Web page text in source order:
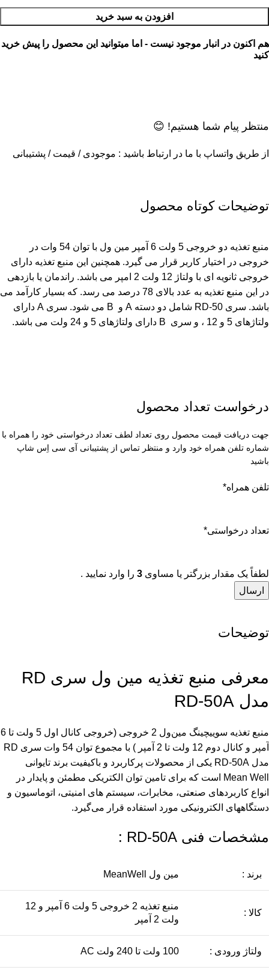
افزودن به سبد خرید
هم اکنون در انبار موجود نیست - اما میتوانید این محصول را پیش خرید
کنید
منتظر پیام شما هستیم! 😊
از طریق واتساپ با ما در ارتباط باشید : موجودی / قیمت / پشتیبانی
توضیحات کوتاه محصول
منبع تغذیه دو خروجی 5 ولت 6 آمپر مین ول با توان 54 وات در
خروجی در اختیار کاربر قرار می گیرد. همچنین این منبع تغذیه دارای
خروجی ثانویه ای با ولتاژ 12 ولت 2 امپر می باشد. راندمان یا بازدهی
در این منبع تغذیه به عدد بالای 78 درصد می رسد. که بسیار کارآمد می
باشد. سری RD-50 شامل دو دسته A و B می شود. سری A دارای
ولتاژهای 5 و 12 ، و سری B دارای ولتاژهای 5 و 24 ولت می باشد.
درخواست تعداد محصول
جهت دریافت قیمت محصول روی تعداد لطف تعداد درخواستی خود را همراه با
شماره تلفن همراه خود وارد و منتظر تماس از پشتیبانی آی سی اِس شاپ
باشید
تلفن همراه*
تعداد درخواستی*
لطفاً یک مقدار بزرگتر یا مساوی 3 را وارد نمایید .
توضیحات
معرفی منبع تغذیه مین ول سری RD
مدل RD-50A
منبع تغذیه سوییچینگ مین‌ول 2 خروجی (خروجی کانال اول 5 ولت تا 6
آمپر و کانال دوم 12 ولت تا 2 آمپر ) با مجموع توان 54 وات سری RD
مدل RD-50A یکی از محصولات پرکاربرد و باکیفیت برند تایوانی
Mean Well است که برای تامین توان الکتریکی مطمئن و پایدار در
انواع کاربردهای صنعتی، مخابرات، سیستم های امنیتی، اتوماسیون و
دستگاههای الکترونیکی مورد استفاده قرار می‌گیرد.
مشخصات فنی RD-50A :
برند : مین ول MeanWell
کالا :
منبع تغذیه 2 خروجی 5 ولت 6 آمپر و 12
ولت 2 آمپر
ولتاژ ورودی : 100 ولت تا 240 ولت AC